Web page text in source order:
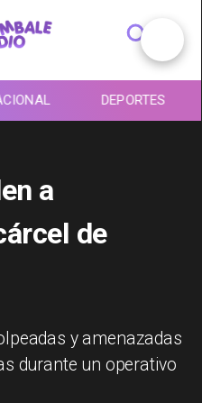
DEPORTES
a
de
y amenazadas
durante un operativo